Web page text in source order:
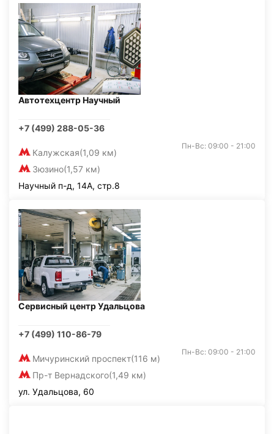
Автотехцентр Научный
+7 (499) 288-05-36
Калужская(1,09 км)
Зюзино(1,57 км)
Пн-Вс: 09:00 - 21:00
Научный п-д, 14А, стр.8
Сервисный центр Удальцова
+7 (499) 110-86-79
Мичуринский проспект(116 м)
Пр-т Вернадского(1,49 км)
Пн-Вс: 09:00 - 21:00
ул. Удальцова, 60